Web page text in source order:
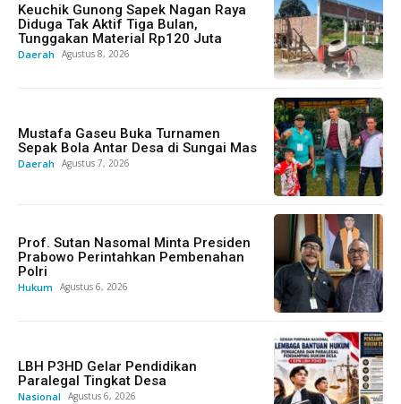
Keuchik Gunong Sapek Nagan Raya
Diduga Tak Aktif Tiga Bulan,
Tunggakan Material Rp120 Juta
Daerah Agustus 8, 2026
Mustafa Gaseu Buka Turnamen
Sepak Bola Antar Desa di Sungai Mas
Daerah Agustus 7, 2026
Prof. Sutan Nasomal Minta Presiden
Prabowo Perintahkan Pembenahan
Polri
Hukum Agustus 6, 2026
LBH P3HD Gelar Pendidikan
Paralegal Tingkat Desa
Nasional Agustus 6, 2026